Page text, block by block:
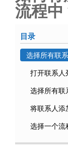
流程中
目录
选择所有联
打开联系人
选择所有联
将联系人添
选择一个流